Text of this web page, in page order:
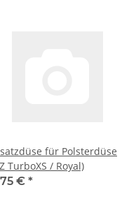
für Polsterdüse
TurboXS / Royal)
€ *